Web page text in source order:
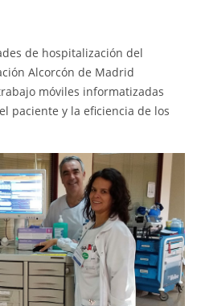
de hospitalización del
Alcorcón de Madrid
móviles informatizadas
paciente y la eficiencia de los